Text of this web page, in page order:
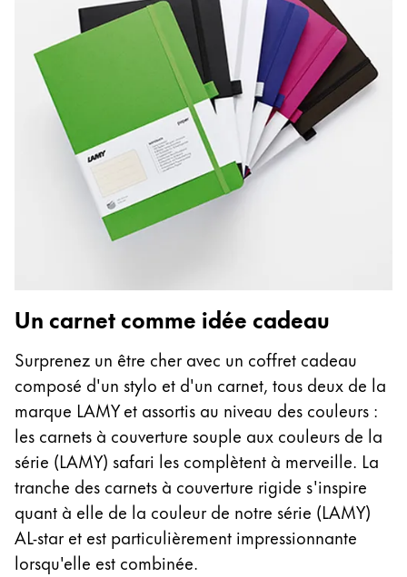
Un carnet comme idée cadeau
Surprenez un être cher avec un coffret cadeau
composé d'un stylo et d'un carnet, tous deux de la
marque LAMY et assortis au niveau des couleurs :
les carnets à couverture souple aux couleurs de la
série (LAMY) safari les complètent à merveille. La
tranche des carnets à couverture rigide s'inspire
quant à elle de la couleur de notre série (LAMY)
AL-star et est particulièrement impressionnante
lorsqu'elle est combinée.